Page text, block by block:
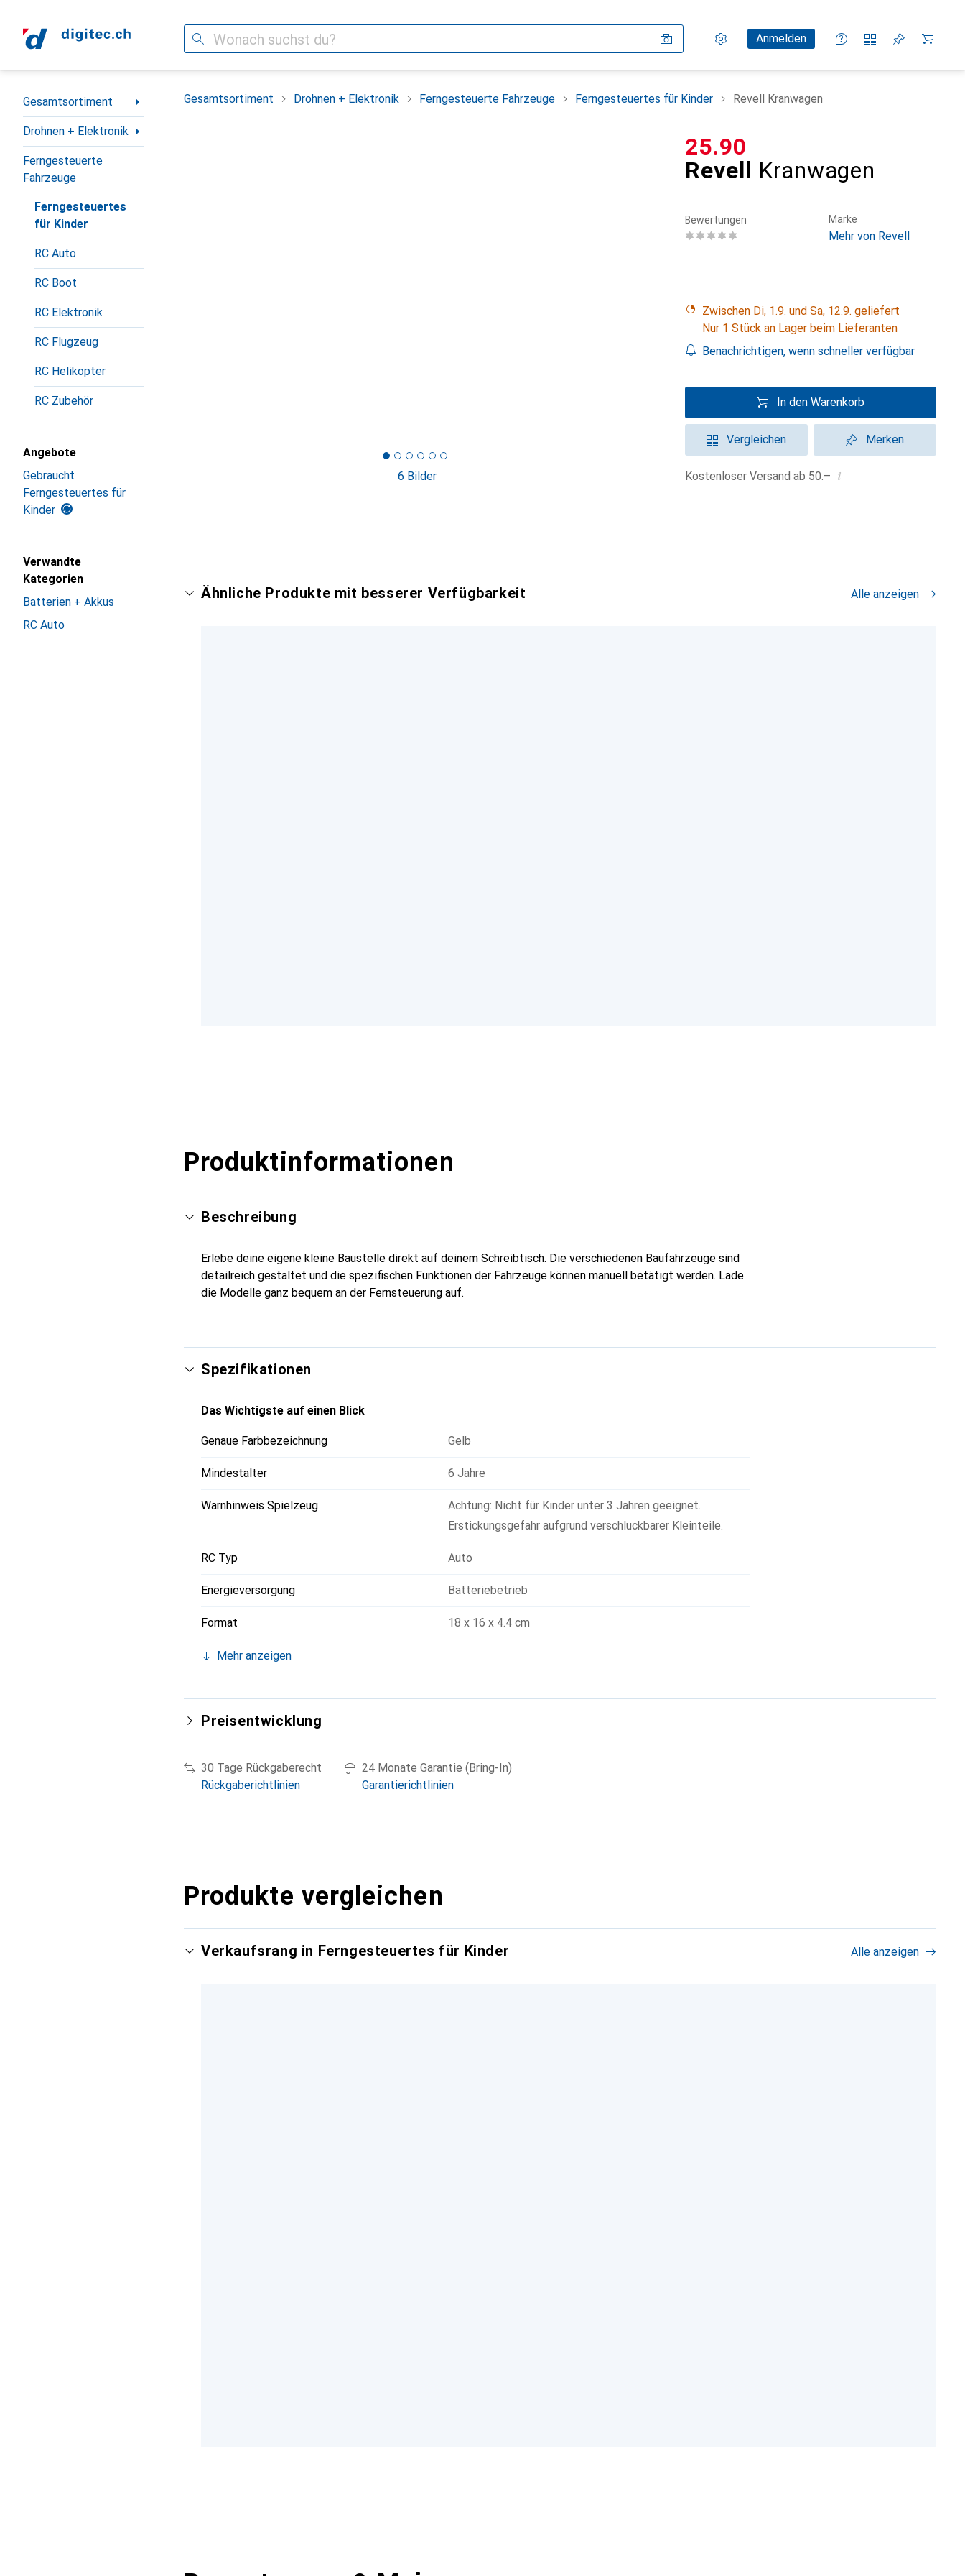
Suche Einstellungen
KundenkontoAnmelden
Vergleichslisten
Merklisten
Warenkorb
Navigation nach Kategorien
Gesamtsortiment
Drohnen + Elektronik
Ferngesteuerte
Fahrzeuge
Ferngesteuertes
für Kinder
RC Auto
RC Boot
RC Elektronik
RC Flugzeug
RC Helikopter
RC Zubehör
Angebote
Gebraucht
Ferngesteuertes für
Kinder
Verwandte
Kategorien
Batterien + Akkus
RC Auto
Gesamtsortiment Drohnen + Elektronik Ferngesteuerte Fahrzeuge Ferngesteuertes für Kinder Revell Kranwagen
6 Bilder
Revell Kranwagen
CHF
25.90
Bewertungen Marke
Mehr von Revell
Zwischen Di, 1.9. und Sa, 12.9. geliefert
Nur 1 Stück an Lager beim Lieferanten
Benachrichtigen, wenn schneller verfügbar
In den Warenkorb
Vergleichen Merken
Kostenloser Versand ab 50.– i
Ähnliche Produkte mit besserer Verfügbarkeit Alle anzeigen
Produktinformationen
Beschreibung
Erlebe deine eigene kleine Baustelle direkt auf deinem Schreibtisch. Die verschiedenen Baufahrzeuge sind
detailreich gestaltet und die spezifischen Funktionen der Fahrzeuge können manuell betätigt werden. Lade
die Modelle ganz bequem an der Fernsteuerung auf.
Spezifikationen
Das Wichtigste auf einen Blick
Genaue Farbbezeichnung Gelb
Mindestalter 6 Jahre
Warnhinweis Spielzeug
Achtung: Nicht für Kinder unter 3 Jahren geeignet.
Erstickungsgefahr aufgrund verschluckbarer Kleinteile.
RC Typ Auto
Energieversorgung Batteriebetrieb
Format 18 x 16 x 4.4 cm
Mehr anzeigen
Preisentwicklung
30 Tage Rückgaberecht
Rückgaberichtlinien
24 Monate Garantie (Bring-In)
Garantierichtlinien
Produkte vergleichen
Verkaufsrang in Ferngesteuertes für Kinder Alle anzeigen